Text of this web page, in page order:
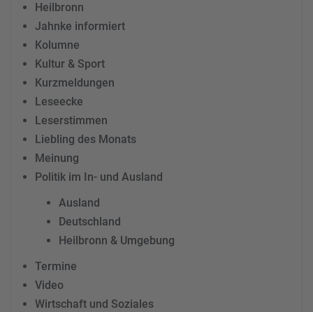
Heilbronn
Jahnke informiert
Kolumne
Kultur & Sport
Kurzmeldungen
Leseecke
Leserstimmen
Liebling des Monats
Meinung
Politik im In- und Ausland
Ausland
Deutschland
Heilbronn & Umgebung
Termine
Video
Wirtschaft und Soziales